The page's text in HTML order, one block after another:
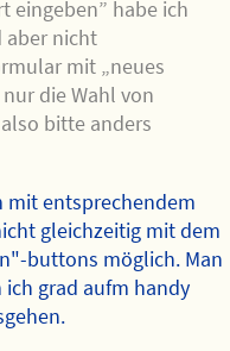
eingeben” habe ich
aber nicht
mit „neues
die Wahl von
bitte anders
mit entsprechendem
gleichzeitig mit dem
buttons möglich. Man
grad aufm handy